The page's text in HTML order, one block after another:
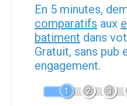
En 5 minutes,
comparatifs aux
batiment dans
Gratuit, sans pub
engagement.
1 2 3